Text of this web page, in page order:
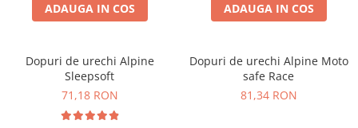
ADAUGA IN COS ADAUGA IN COS
Dopuri de urechi Alpine
Sleepsoft
71,18 RON
Dopuri de urechi Alpine Moto
safe Race
81,34 RON